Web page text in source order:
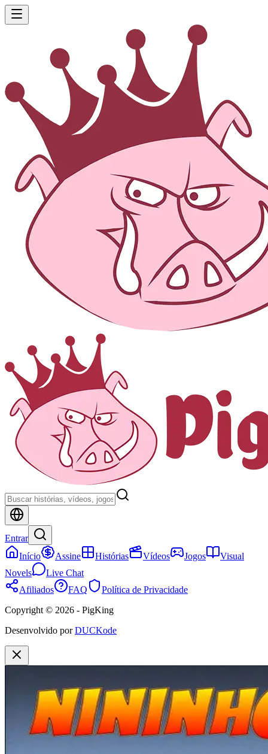
Entrar
Início
Assine Histórias Vídeos Jogos
Visual
Novels
Live Chat
Afiliados
FAQ
Política de Privacidade
Copyright © 2026 - PigKing
Desenvolvido por DUCKode